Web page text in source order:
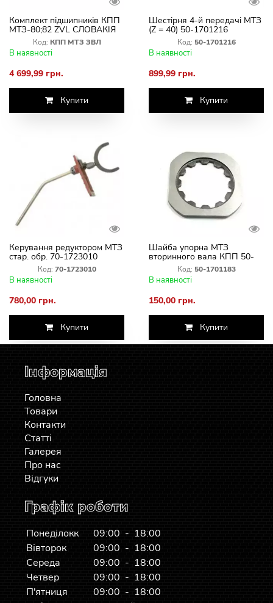
Комплект підшипників КПП
МТЗ-80;82 ZVL СЛОВАКІЯ
Код: КПП МТЗ ЗВЛ
В наявності
4 699,99 грн.
Купити
Шестірня 4-й передачі МТЗ
(Z = 40) 50-1701216
Код: 50-1701216
В наявності
899,99 грн.
Купити
Керування редуктором МТЗ
стар. обр. 70-1723010
Код: 70-1723010
В наявності
780,00 грн.
Купити
Шайба упорна МТЗ
вторинного вала КПП 50-
1701183Код: 50-1701183
В наявності
150,00 грн.
Купити
Інформація
Головна
Товари
Контакти
Статті
Галерея
Про нас
Відгуки
Графік роботи
Понеділокк
09:00 - 18:00
Вівторок
09:00 - 18:00
Середа
09:00 - 18:00
Четвер
09:00 - 18:00
П'ятниця
09:00 - 18:00